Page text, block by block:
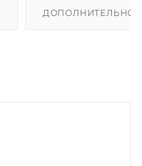
ДОПОЛНИТЕЛЬНО